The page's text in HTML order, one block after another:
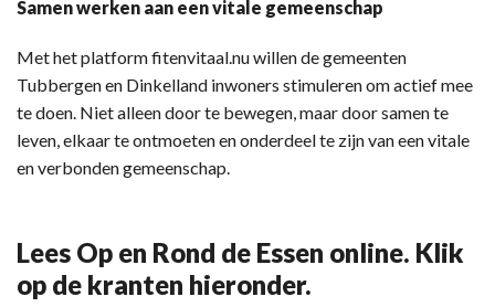
Samen werken aan een vitale gemeenschap
Met het platform fitenvitaal.nu willen de gemeenten
Tubbergen en Dinkelland inwoners stimuleren om actief mee
te doen. Niet alleen door te bewegen, maar door samen te
leven, elkaar te ontmoeten en onderdeel te zijn van een vitale
en verbonden gemeenschap.
Lees Op en Rond de Essen online. Klik
op de kranten hieronder.